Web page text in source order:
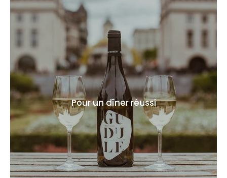
Pour un dîner réussi